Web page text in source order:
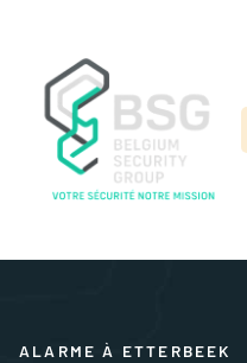
ALARME À ETTERBEEK